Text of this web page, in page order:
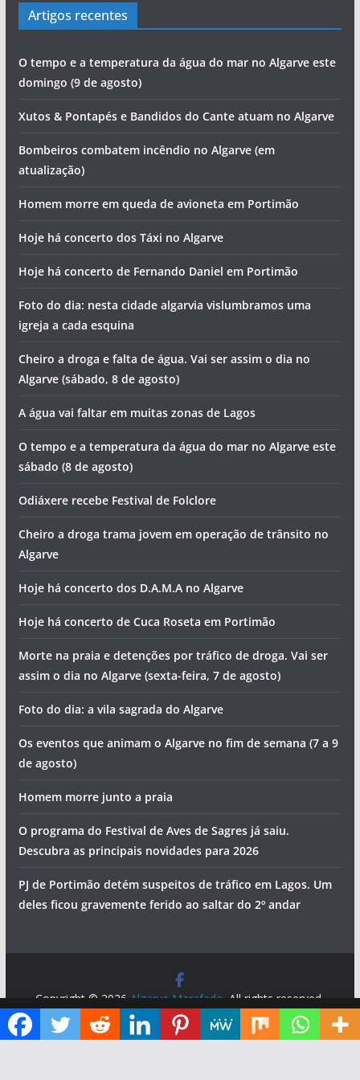
Artigos recentes
O tempo e a temperatura da água do mar no Algarve este
domingo (9 de agosto)
Xutos & Pontapés e Bandidos do Cante atuam no Algarve
Bombeiros combatem incêndio no Algarve (em
atualização)
Homem morre em queda de avioneta em Portimão
Hoje há concerto dos Táxi no Algarve
Hoje há concerto de Fernando Daniel em Portimão
Foto do dia: nesta cidade algarvia vislumbramos uma
igreja a cada esquina
Cheiro a droga e falta de água. Vai ser assim o dia no
Algarve (sábado, 8 de agosto)
A água vai faltar em muitas zonas de Lagos
O tempo e a temperatura da água do mar no Algarve este
sábado (8 de agosto)
Odiáxere recebe Festival de Folclore
Cheiro a droga trama jovem em operação de trânsito no
Algarve
Hoje há concerto dos D.A.M.A no Algarve
Hoje há concerto de Cuca Roseta em Portimão
Morte na praia e detenções por tráfico de droga. Vai ser
assim o dia no Algarve (sexta-feira, 7 de agosto)
Foto do dia: a vila sagrada do Algarve
Os eventos que animam o Algarve no fim de semana (7 a 9
de agosto)
Homem morre junto a praia
O programa do Festival de Aves de Sagres já saiu.
Descubra as principais novidades para 2026
PJ de Portimão detém suspeitos de tráfico em Lagos. Um
deles ficou gravemente ferido ao saltar do 2º andar
Copyright © 2026 Algarve Marafado . All rights reserved.
Theme:
ColorMag by ThemeGrill. Powered by WordPress
Diga ao Google que o Algarve Marafado é uma das suas fontes de informação preferidas